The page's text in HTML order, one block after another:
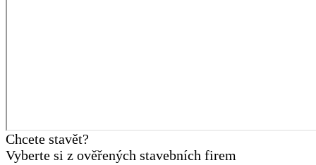
Chcete stavět?
Vyberte si z ověřených stavebních firem